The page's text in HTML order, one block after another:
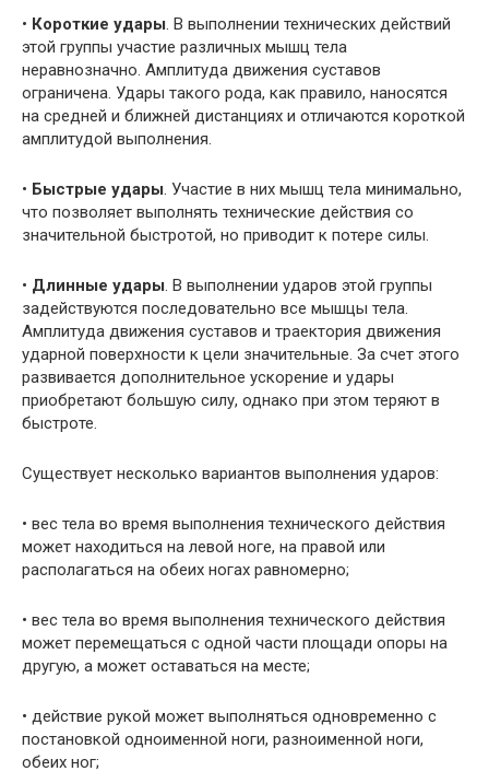
• Короткие удары. В выполнении технических действий
этой группы участие различных мышц тела
неравнозначно. Амплитуда движения суставов
ограничена. Удары такого рода, как правило, наносятся
на средней и ближней дистанциях и отличаются короткой
амплитудой выполнения.
• Быстрые удары. Участие в них мышц тела минимально,
что позволяет выполнять технические действия со
значительной быстротой, но приводит к потере силы.
• Длинные удары. В выполнении ударов этой группы
задействуются последовательно все мышцы тела.
Амплитуда движения суставов и траектория движения
ударной поверхности к цели значительные. За счет этого
развивается дополнительное ускорение и удары
приобретают большую силу, однако при этом теряют в
быстроте.
Существует несколько вариантов выполнения ударов:
• вес тела во время выполнения технического действия
может находиться на левой ноге, на правой или
располагаться на обеих ногах равномерно;
• вес тела во время выполнения технического действия
может перемещаться с одной части площади опоры на
другую, а может оставаться на месте;
• действие рукой может выполняться одновременно с
постановкой одноименной ноги, разноименной ноги,
обеих ног;